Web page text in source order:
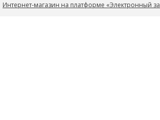
Интернет-магазин на платформе «Электронный